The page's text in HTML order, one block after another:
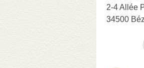
2-4 Allée
34500